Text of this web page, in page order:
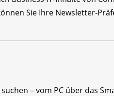
Sie Ihre Newsletter-
– vom PC über das